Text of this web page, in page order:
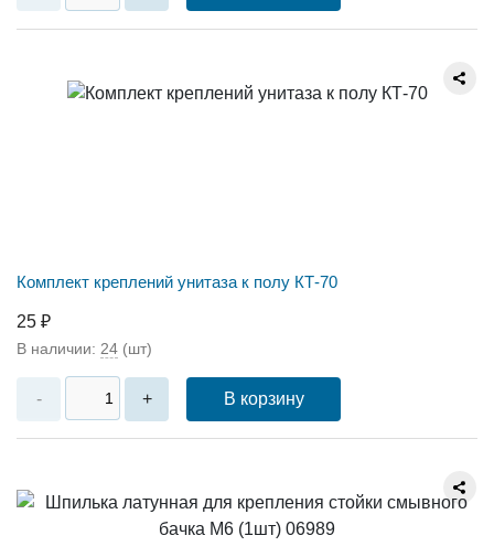
Комплект креплений унитаза к полу КТ-70
25 ₽
В наличии: 24 (шт)
- + В корзину